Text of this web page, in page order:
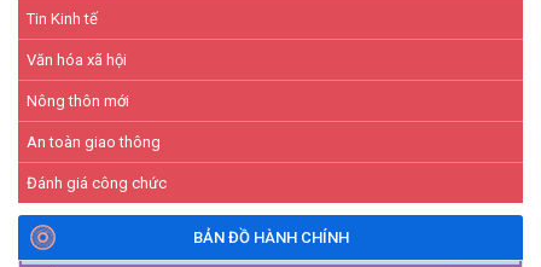
Tin Kinh tế
Văn hóa xã hội
Nông thôn mới
An toàn giao thông
Đánh giá công chức
BẢN ĐỒ HÀNH CHÍNH